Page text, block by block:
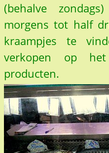
(behalve
morgens tot half
kraampjes te
verkopen op
producten.